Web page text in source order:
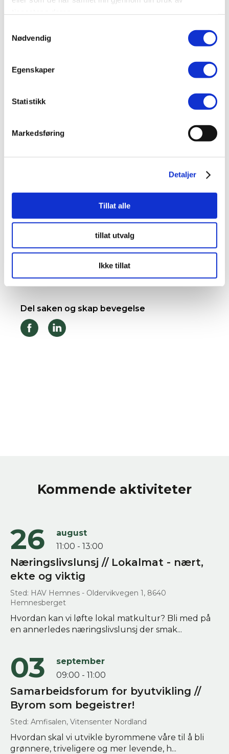
Nødvendig
Egenskaper
Statistikk
Markedsføring
Detaljer
Tillat alle
tillat utvalg
Ikke tillat
Kommende aktiviteter
26
august
11:00 - 13:00
Næringslivslunsj // Lokalmat - nært,
ekte og viktig
Sted: HAV Hemnes - Oldervikvegen 1, 8640
Hemnesberget
Hvordan kan vi løfte lokal matkultur? Bli med på
en annerledes næringslivslunsj der smak...
03
september
09:00 - 11:00
Samarbeidsforum for byutvikling //
Byrom som begeistrer!
Sted: Amfisalen, Vitensenter Nordland
Hvordan skal vi utvikle byrommene våre til å bli
grønnere, triveligere og mer levende, h...